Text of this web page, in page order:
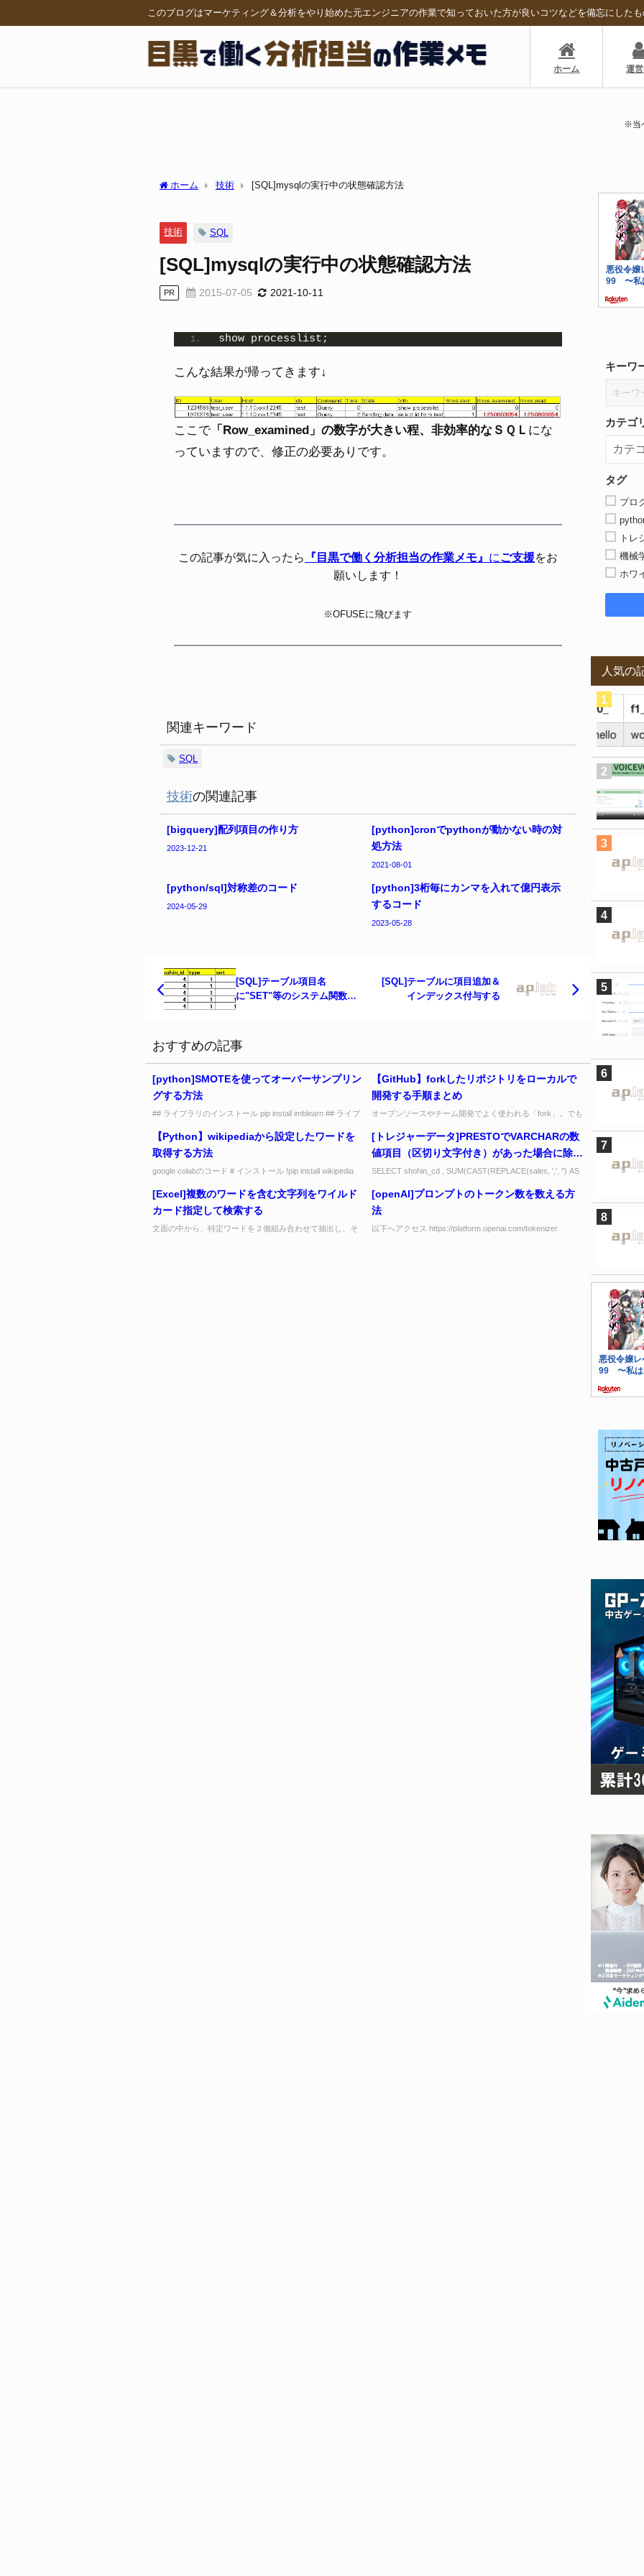
このブログはマーケティング＆分析をやり始めた元エンジニアの作業で知っておいた方が良いコツなどを備忘にした
ホーム 運
※当
ホーム 技術 [SQL]mysqlの実行中の状態確認方法
技術 SQL
[SQL]mysqlの実行中の状態確認方法
PR 2015-07-05 2021-10-11
show processlist;
こんな結果が帰ってきます↓
ここで「Row_examined」の数字が大きい程、非効率的なＳＱＬ にな
っていますので、修正の必要ありです。
この記事が気に入ったら 『目黒で働く分析担当の作業メモ』 に ご支援をお
願いします！
※OFUSEに飛びます
関連キーワード
SQL
技術の関連記事
[bigquery]配列項目の作り方
2023-12-21
[python]cronでpythonが動かない時の対
処方法
2021-08-01
[python/sql]対称差のコード
2024-05-29
[python]3桁毎にカンマを入れて億円表示
するコード
2023-05-28
[SQL]テーブル項目名
に"SET"等のシステム関数が
入ってた場合の対処方法
[SQL]テーブルに項目追加＆
インデックス付与する
おすすめの記事
[python]SMOTEを使ってオーバーサンプリン
グする方法
## ライブラリのインストール pip install imblearn ## ライブ
【GitHub】forkしたリポジトリをローカルで
開発する手順まとめ
オープンソースやチーム開発でよく使われる「fork」。でも
いいの？」と迷う方も多い...
【Python】wikipediaから設定したワードを
取得する方法
google colabのコード # インストール !pip install wikipedia
[トレジャーデータ]PRESTOでVARCHARの数
値項目（区切り文字付き）があった場合に除外
して合算する方法
SELECT shohin_cd , SUM(CAST(REPLACE(sales, ',', '') AS
[Excel]複数のワードを含む文字列をワイルド
カード指定して検索する
文面の中から、特定ワードを２個組み合わせて抽出し、そ
[openAI]プロンプトのトークン数を数える方
法
以下へアクセス https://platform.openai.com/tokenizer
キーワ
カテゴ
タグ
プロ
トレ
機械
ホワ
人気の